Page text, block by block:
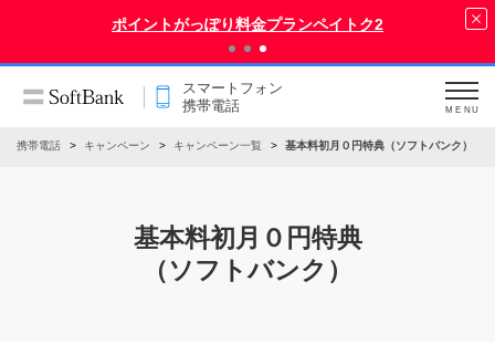
ポイントがっぽり料金プランペイトク2
スマートフォン
携帯電話
MENU
・携帯電話 キャンペーン キャンペーン一覧 基本料初月０円特典（ソフトバンク）
基本料初月０円特典
（ソフトバンク）